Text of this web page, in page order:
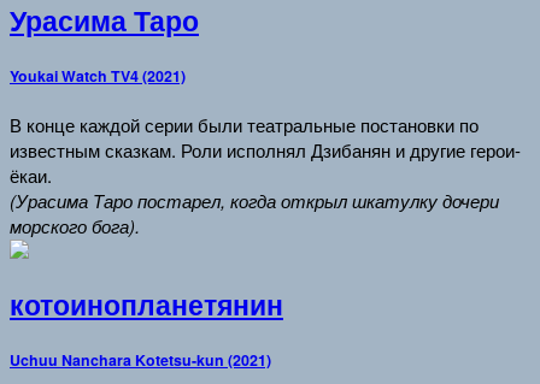
Урасима Таро
Youkai Watch TV4 (2021)
В конце каждой серии были театральные постановки по
известным сказкам. Роли исполнял Дзибанян и другие герои-
ёкаи.
(Урасима Таро постарел, когда открыл шкатулку дочери
морского бога).
котоинопланетянин
Uchuu Nanchara Kotetsu-kun (2021)